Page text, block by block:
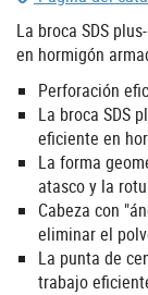
La broca SDS
en hormigón
Perforación
La broca SDS
eficiente en
La forma
atasco y la
Cabeza con
eliminar el
La punta de
trabajo